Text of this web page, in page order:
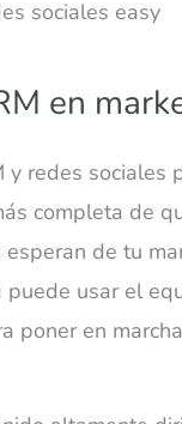
en
y redes sociales
completa de
de tu
puede usar el
poner en